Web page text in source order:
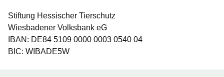
Stiftung Hessischer Tierschutz
Wiesbadener Volksbank eG
IBAN: DE84 5109 0000 0003 0540 04
BIC: WIBADE5W